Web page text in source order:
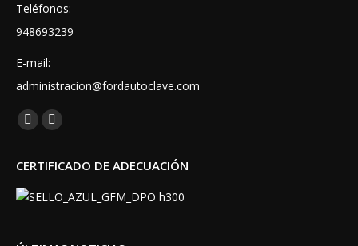
Teléfonos:
948693239
E-mail:
administracion@fordautoclave.com
Encuéntranos en:
Facebook
opens
in
Instagram
opens
in
CERTIFICADO DE ADECUACIÓN